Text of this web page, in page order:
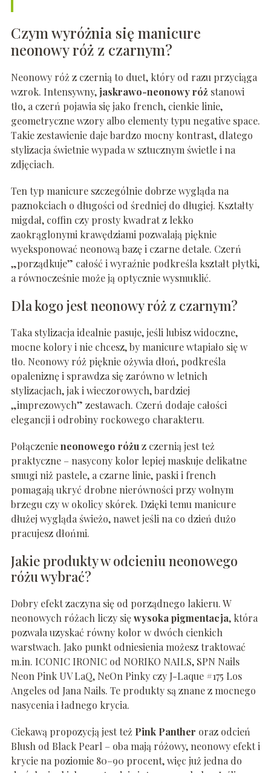
Czym wyróżnia się manicure
neonowy róż z czarnym?
Neonowy róż z czernią to duet, który od razu przyciąga
wzrok. Intensywny,jaskrawo-neonowy róż stanowi
tło, a czerń pojawia się jako french, cienkie linie,
geometryczne wzory albo elementy typu negative space.
Takie zestawienie daje bardzo mocny kontrast, dlatego
stylizacja świetnie wypada w sztucznym świetle i na
zdjęciach.
Ten typ manicure szczególnie dobrze wygląda na
paznokciach o długości od średniej do długiej. Kształty
migdał, coffin czy prosty kwadrat z lekko
zaokrąglonymi krawędziami pozwalają pięknie
wyeksponować neonową bazę i czarne detale. Czerń
„porządkuje” całość i wyraźnie podkreśla kształt płytki,
a równocześnie może ją optycznie wysmuklić.
Dla kogo jest neonowy róż z czarnym?
Taka stylizacja idealnie pasuje, jeśli lubisz widoczne,
mocne kolory i nie chcesz, by manicure wtapiało się w
tło. Neonowy róż pięknie ożywia dłoń, podkreśla
opaleniznę i sprawdza się zarówno w letnich
stylizacjach, jak i wieczorowych, bardziej
„imprezowych” zestawach. Czerń dodaje całości
elegancji i odrobiny rockowego charakteru.
Połączenieneonowego różuz czernią jest też
praktyczne – nasycony kolor lepiej maskuje delikatne
smugi niż pastele, a czarne linie, paski i french
pomagają ukryć drobne nierówności przy wolnym
brzegu czy w okolicy skórek. Dzięki temu manicure
dłużej wygląda świeżo, nawet jeśli na co dzień dużo
pracujesz dłońmi.
Jakie produkty w odcieniu neonowego
różu wybrać?
Dobry efekt zaczyna się od porządnego lakieru. W
neonowych różach liczy sięwysoka pigmentacja, która
pozwala uzyskać równy kolor w dwóch cienkich
warstwach. Jako punkt odniesienia możesz traktować
m.in. ICONIC IRONIC od NORIKO NAILS, SPN Nails
Neon Pink UV LaQ, NeOn Pinky czy J-Laque #175 Los
Angeles od Jana Nails. Te produkty są znane z mocnego
nasycenia i ładnego krycia.
Ciekawą propozycją jest też Pink Panther oraz odcień
Blush od Black Pearl – oba mają różowy, neonowy efekt i
krycie na poziomie 80–90 procent, więc już jedna do